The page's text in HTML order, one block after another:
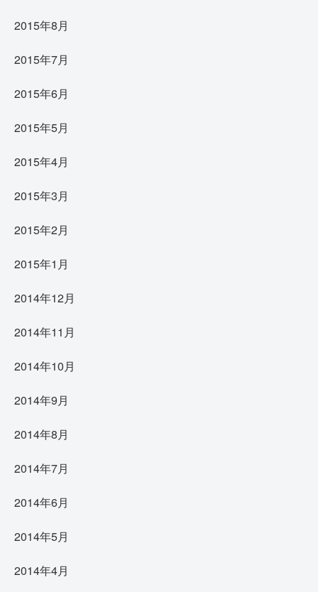
2015年8月
2015年7月
2015年6月
2015年5月
2015年4月
2015年3月
2015年2月
2015年1月
2014年12月
2014年11月
2014年10月
2014年9月
2014年8月
2014年7月
2014年6月
2014年5月
2014年4月